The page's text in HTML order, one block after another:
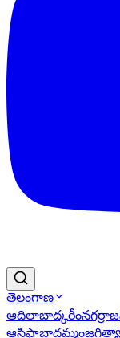
తెలంగాణ
ఆదిలాబాద్కరీంనగర్
ఆసిఫాబాద్ఖమ్మం